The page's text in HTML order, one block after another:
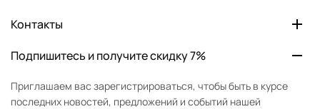
Контакты
Подпишитесь и получите скидку 7%
Приглашаем вас зарегистрироваться, чтобы быть в курсе
последних новостей, предложений и событий нашей